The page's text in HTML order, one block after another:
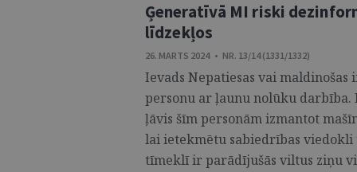
Ģeneratīvā MI riski
līdzekļos
26. MARTS 2024 • NR. 13/14 (1331/1332)
Ievads Nepatiesas vai
personu ar ļaunu nolūku
ļāvis šīm personām izmantot
lai ietekmētu sabiedrības
tīmeklī ir parādījušās viltus ziņu